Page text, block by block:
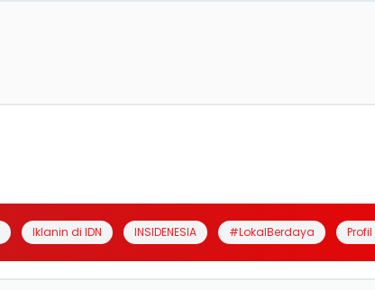
Iklanin di IDN INSIDENESIA #LokalBerdaya